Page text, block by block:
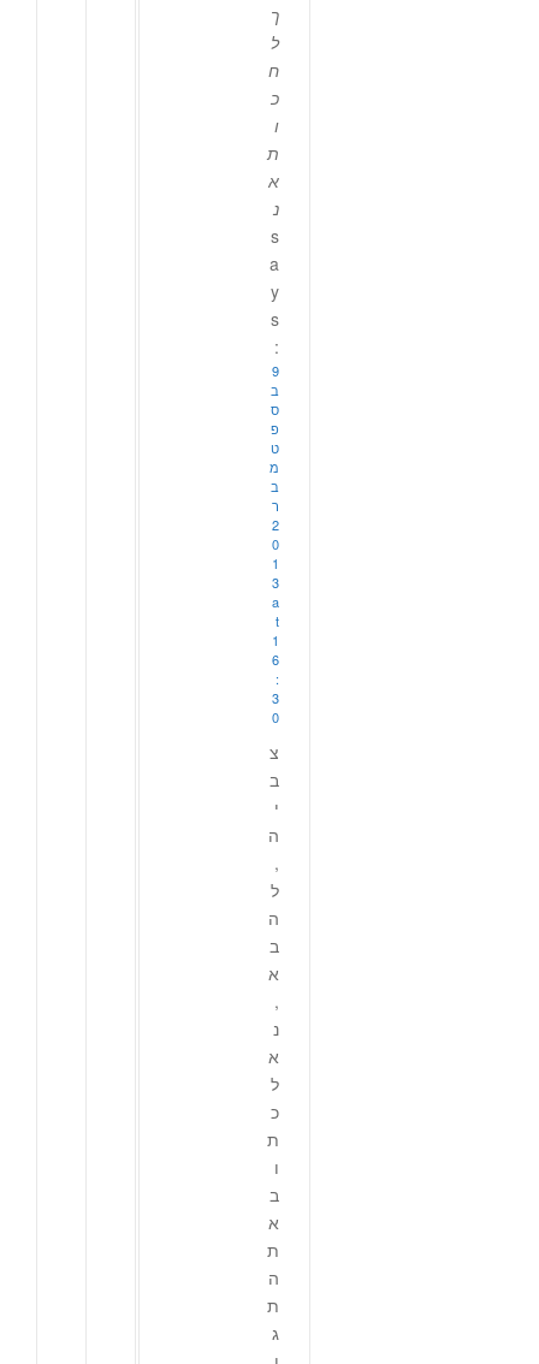
ך
ל
ח
כ
ו
ת
א
נ
s
a
y
s
:
9
ב
ס
פ
ט
מ
ב
ר
2
0
1
3
a
t
1
6
:
3
0
צ
ב
י
ה
,
ל
ה
ב
א
,
נ
א
ל
כ
ת
ו
ב
א
ת
ה
ת
ג